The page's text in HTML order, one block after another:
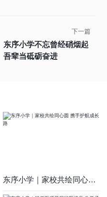
下一篇
东序小学不忘曾经硝烟起
吾辈当砥砺奋进
东序小学｜家校共绘同心圆 携手护航成长路